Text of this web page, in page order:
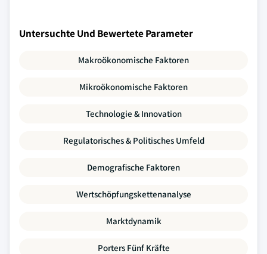
Untersuchte Und Bewertete Parameter
Makroökonomische Faktoren
Mikroökonomische Faktoren
Technologie & Innovation
Regulatorisches & Politisches Umfeld
Demografische Faktoren
Wertschöpfungskettenanalyse
Marktdynamik
Porters Fünf Kräfte